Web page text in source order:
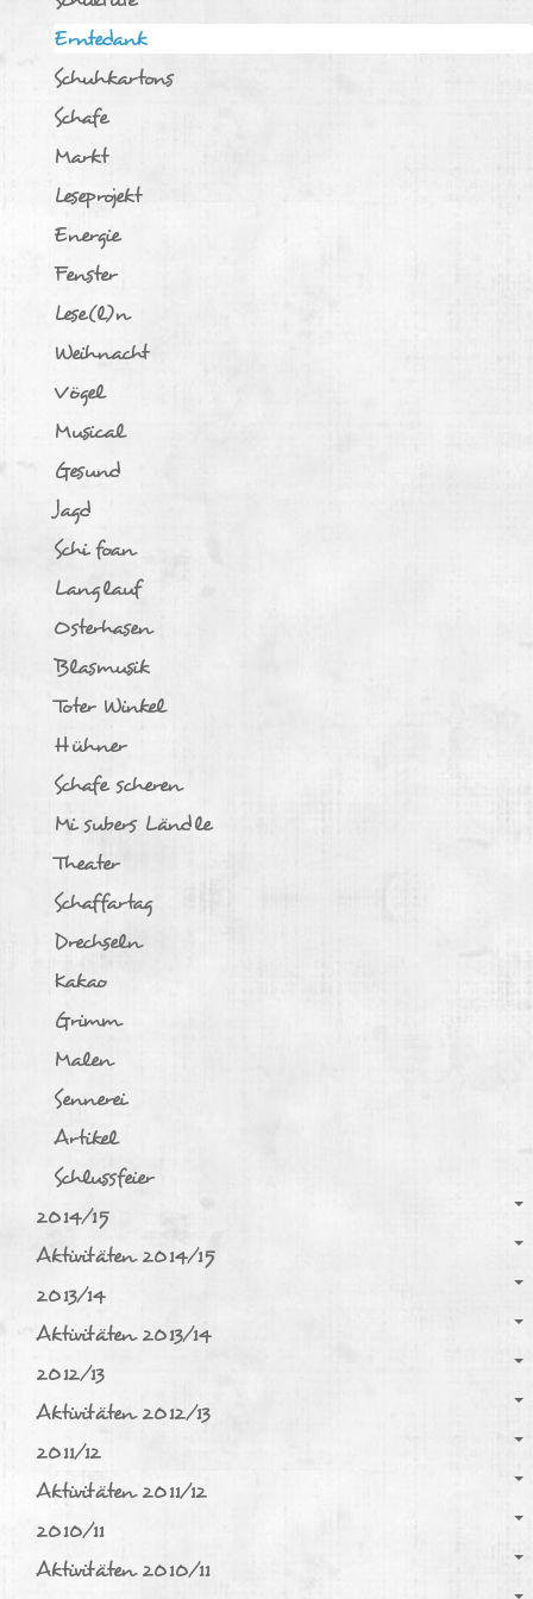
Erntedank
Schuhkartons
Schafe
Markt
Leseprojekt
Energie
Fenster
Lese(l)n
Weihnacht
Vögel
Musical
Gesund
Jagd
Schi foan
Langlauf
Osterhasen
Blasmusik
Toter Winkel
Hühner
Schafe scheren
Mi subers Ländle
Theater
Schaffartag
Drechseln
Kakao
Grimm
Malen
Sennerei
Artikel
Schlussfeier
2014/15
Aktivitäten 2014/15
2013/14
Aktivitäten 2013/14
2012/13
Aktivitäten 2012/13
2011/12
Aktivitäten 2011/12
2010/11
Aktivitäten 2010/11